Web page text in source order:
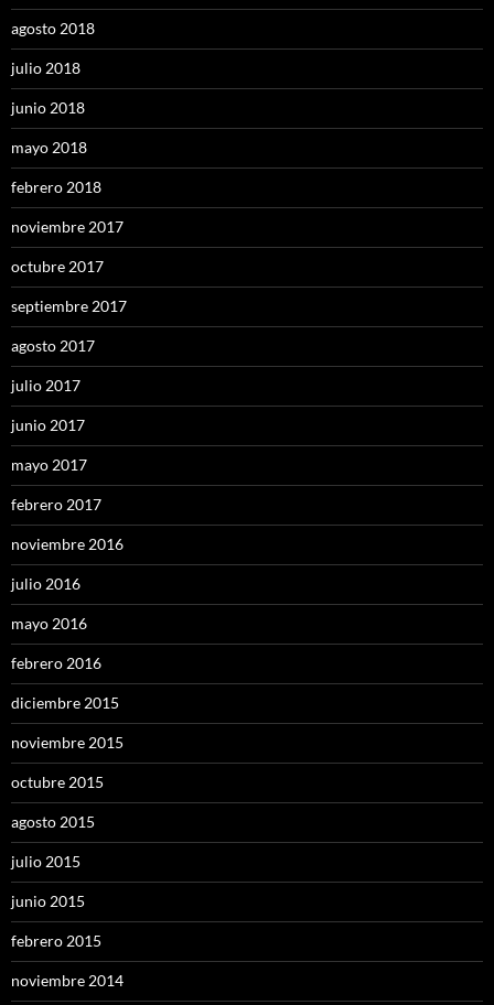
agosto 2018
julio 2018
junio 2018
mayo 2018
febrero 2018
noviembre 2017
octubre 2017
septiembre 2017
agosto 2017
julio 2017
junio 2017
mayo 2017
febrero 2017
noviembre 2016
julio 2016
mayo 2016
febrero 2016
diciembre 2015
noviembre 2015
octubre 2015
agosto 2015
julio 2015
junio 2015
febrero 2015
noviembre 2014